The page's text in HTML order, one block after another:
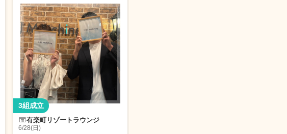
有楽町リゾートラウンジ
6/28(日)
3組成立